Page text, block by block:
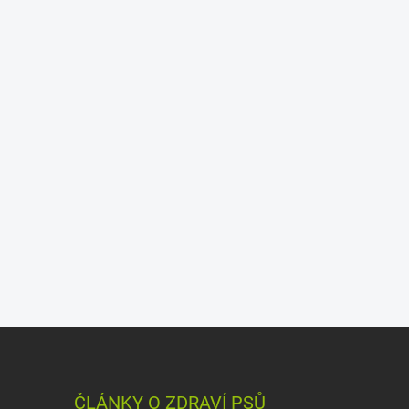
ČLÁNKY O ZDRAVÍ PSŮ